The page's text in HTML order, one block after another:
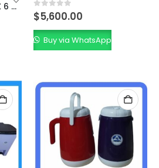
CUBETERA CORAZON X 6 UNIDADES 0 out of 5
$5,600.00
Buy via WhatsApp